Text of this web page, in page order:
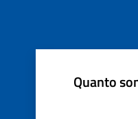
Quanto